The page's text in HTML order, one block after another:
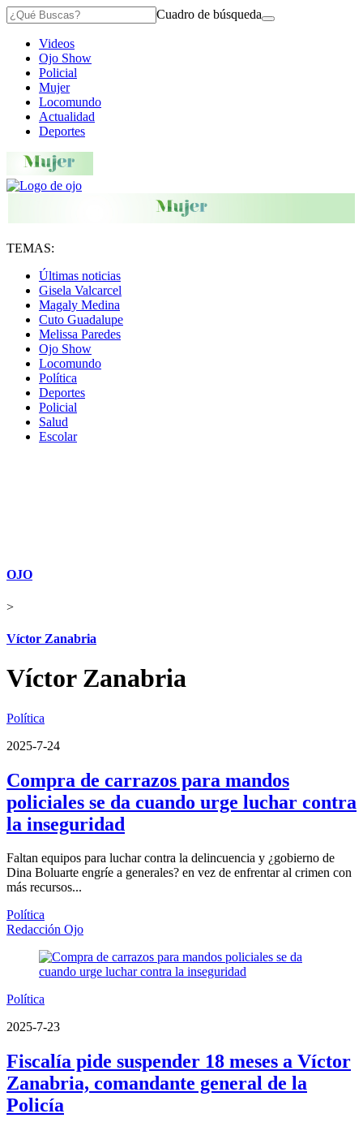
Cuadro de búsqueda
Videos
Ojo Show
Policial
Mujer
Locomundo
Actualidad
Deportes
TEMAS:
Últimas noticias
Gisela Valcarcel
Magaly Medina
Cuto Guadalupe
Melissa Paredes
Ojo Show
Locomundo
Política
Deportes
Policial
Salud
Escolar
OJO
>
Víctor Zanabria
Víctor Zanabria
Política
2025-7-24
Compra de carrazos para mandos
policiales se da cuando urge luchar contra
la inseguridad
Faltan equipos para luchar contra la delincuencia y ¿gobierno de
Dina Boluarte engríe a generales? en vez de enfrentar al crimen con
más recursos...
Política
Redacción Ojo
Política
2025-7-23
Fiscalía pide suspender 18 meses a Víctor
Zanabria, comandante general de la
Policía